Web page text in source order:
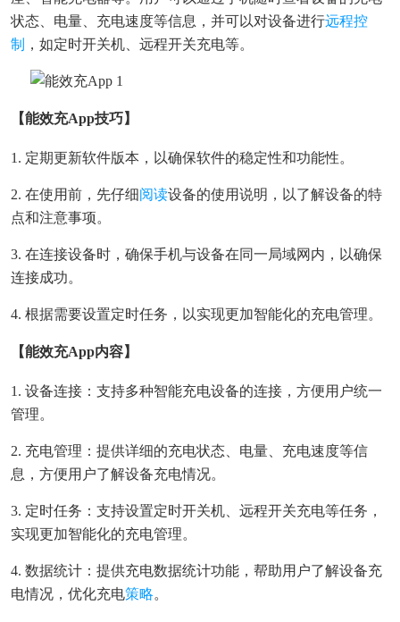
状态、电量、充电速度等信息，并可以对设备进行远程控
制
，如定时开关机、远程开关充电等。
【能效充app技巧】
1. 定期更新软件版本，以确保软件的稳定性和功能性。
2. 在使用前，先仔细阅读设备的使用说明，以了解设备的特
点和注意事项。
3. 在连接设备时，确保手机与设备在同一局域网内，以确保
连接成功。
4. 根据需要设置定时任务，以实现更加智能化的充电管理。
【能效充app内容】
1. 设备连接：支持多种智能充电设备的连接，方便用户统一
管理。
2. 充电管理：提供详细的充电状态、电量、充电速度等信
息，方便用户了解设备充电情况。
3. 定时任务：支持设置定时开关机、远程开关充电等任务，
实现更加智能化的充电管理。
4. 数据统计：提供充电数据统计功能，帮助用户了解设备充
电情况，优化充电策略。